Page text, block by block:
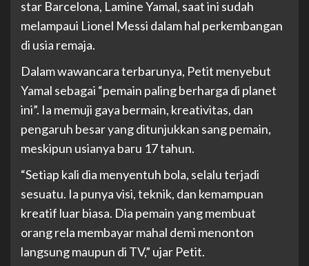
star Barcelona, Lamine Yamal, saat ini sudah
melampaui Lionel Messi dalam hal perkembangan
di usia remaja.
Dalam wawancara terbarunya, Petit menyebut
Yamal sebagai “pemain paling berharga di planet
ini”. Ia memuji gaya bermain, kreativitas, dan
pengaruh besar yang ditunjukkan sang pemain,
meskipun usianya baru 17 tahun.
“Setiap kali dia menyentuh bola, selalu terjadi
sesuatu. Ia punya visi, teknik, dan kemampuan
kreatif luar biasa. Dia pemain yang membuat
orang rela membayar mahal demi menonton
langsung maupun di TV,” ujar Petit.